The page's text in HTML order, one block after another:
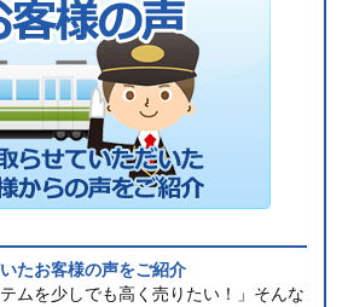
たお客様の声をご紹介
ムを少しでも高く売りたい！」そんな